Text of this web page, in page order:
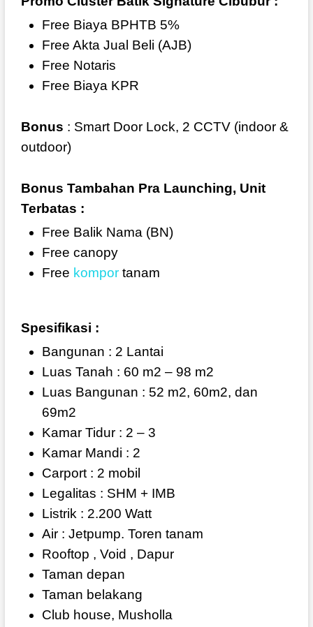
Free Biaya BPHTB 5%
Free Akta Jual Beli (AJB)
Free Notaris
Free Biaya KPR
Bonus : Smart Door Lock, 2 CCTV (indoor &
outdoor)
Bonus Tambahan Pra Launching, Unit
Terbatas :
Free Balik Nama (BN)
Free canopy
Free komportanam
Spesifikasi :
Bangunan : 2 Lantai
Luas Tanah : 60 m2 – 98 m2
Luas Bangunan : 52 m2, 60m2, dan
69m2
Kamar Tidur : 2 – 3
Kamar Mandi : 2
Carport : 2 mobil
Legalitas : SHM + IMB
Listrik : 2.200 Watt
Air : Jetpump. Toren tanam
Rooftop , Void , Dapur
Taman depan
Taman belakang
Club house, Musholla